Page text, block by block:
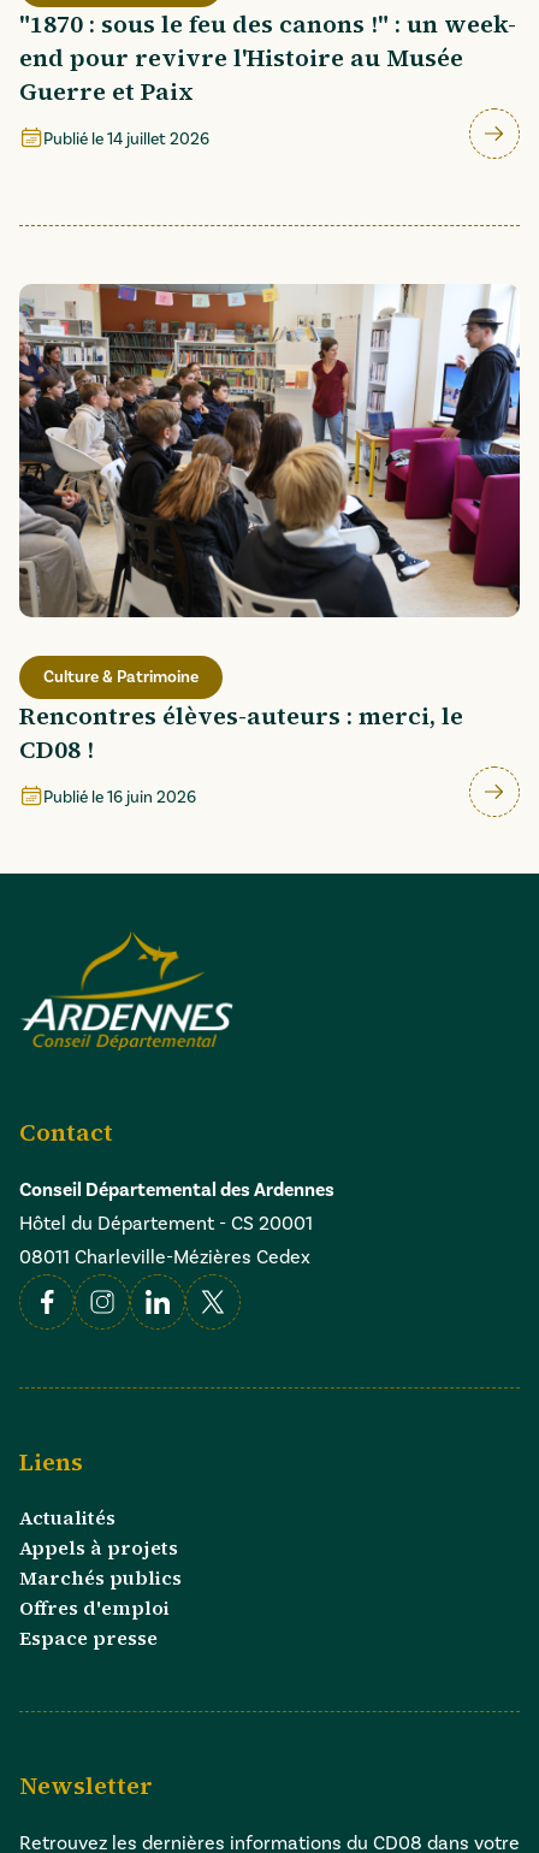
"1870 : sous le feu des canons !" : un week-
end pour revivre l'Histoire au Musée
Guerre et Paix
Publié le14 juillet 2026
Culture & Patrimoine
Rencontres élèves-auteurs : merci, le
CD08 !
Publié le16 juin 2026
Contact
Conseil Départemental des Ardennes
Hôtel du Département - CS 20001
08011 Charleville-Mézières Cedex
FacebookInstagramLinkedin
X
Liens
Actualités
Appels à projets
Marchés publics
Offres d'emploi
Espace presse
Newsletter
Retrouvez les dernières informations du CD08 dans votre